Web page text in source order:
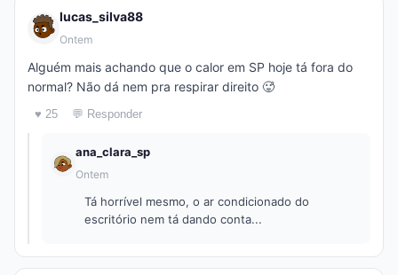
lucas_silva88
Ontem
Alguém mais achando que o calor em SP hoje tá fora do
normal? Não dá nem pra respirar direito 🥵
♥ 25 💬 Responder
ana_clara_sp
Ontem
Tá horrível mesmo, o ar condicionado do
escritório nem tá dando conta...